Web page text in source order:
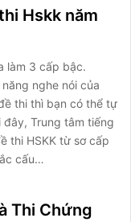
Hskk năm
làm 3 cấp bậc.
nghe nói của
thi thì bạn có thể tự
Trung tâm tiếng
thi HSKK từ sơ cấp
cấu…
Thi Chứng